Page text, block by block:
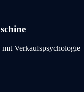
Verkaufspsychologie